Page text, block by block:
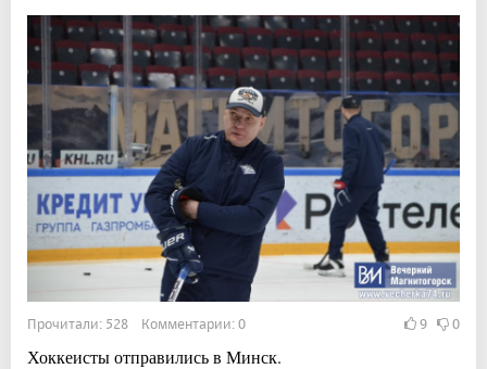
Прочитали: 528 Комментарии: 0 9 0
Хоккеисты отправились в Минск.